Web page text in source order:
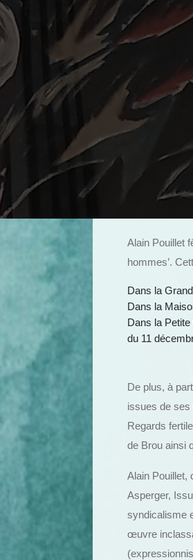
Alain Pouillet
hommes’.
Dans la
Dans la
Dans la
du 11
De plus, à
issues de ses
Regards
de Brou ainsi
Alain Pouillet,
Asperger,
syndicalisme
œuvre